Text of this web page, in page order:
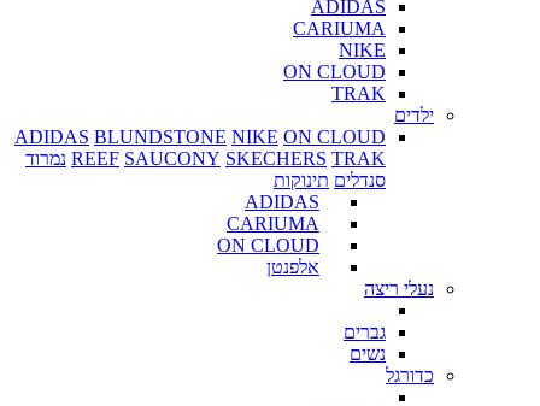
ADIDAS
CARIUMA
NIKE
ON CLOUD
TRAK
ילדים
ADIDAS BLUNDSTONE NIKE ON CLOUD
REEF SAUCONY SKECHERS TRAK
נמרוד
סנדלים תינוקות
ADIDAS
CARIUMA
ON CLOUD
אלפנטן
נעלי ריצה
גברים
נשים
כדורגל